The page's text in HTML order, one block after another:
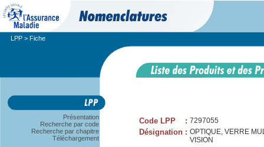
LPP > Fiche
Présentation
Recherche par code
Recherche par chapitre
Téléchargement
Code LPP : 7297055
Désignation : OPTIQUE, VERRE
VISION